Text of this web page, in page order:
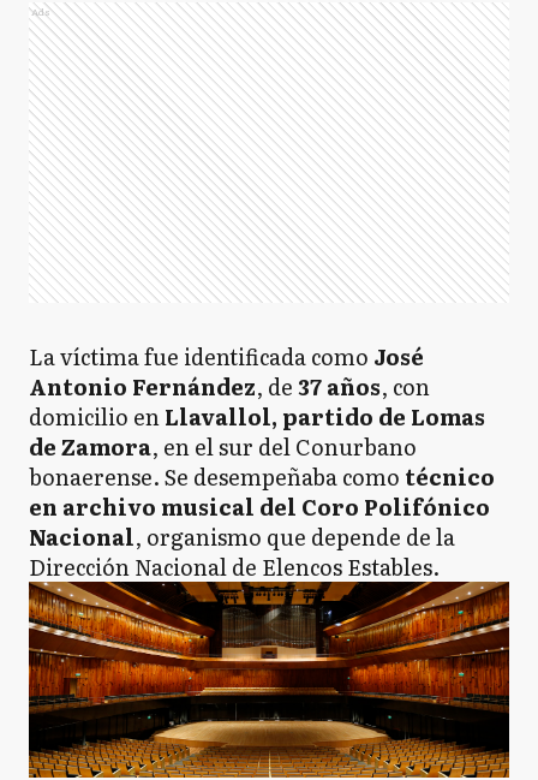
Ads
La víctima fue identificada como José
Antonio Fernández, de37 años, con
domicilio enLlavallol, partido de Lomas
de Zamora, en el sur del Conurbano
bonaerense. Se desempeñaba como técnico
en archivo musical del Coro Polifónico
Nacional, organismo que depende de la
Dirección Nacional de Elencos Estables.